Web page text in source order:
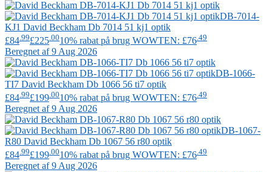
DB-7014-
KJ1 David Beckham Db 7014 51 kj1 optik
£84 .99£225 .0010% rabat på brug WOWTEN: £76 .49
Beregnet af 9 Aug 2026
DB-1066-
TI7 David Beckham Db 1066 56 ti7 optik
£84 .99£199 .0010% rabat på brug WOWTEN: £76 .49
Beregnet af 9 Aug 2026
DB-1067-
R80 David Beckham Db 1067 56 r80 optik
£84.99£199.0010% rabat på brug WOWTEN: £76.49
Beregnet af 9 Aug 2026